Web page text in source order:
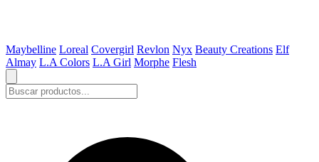
Maybelline Loreal Covergirl Revlon Nyx Beauty Creations Elf
Almay L.A Colors L.A Girl Morphe Flesh